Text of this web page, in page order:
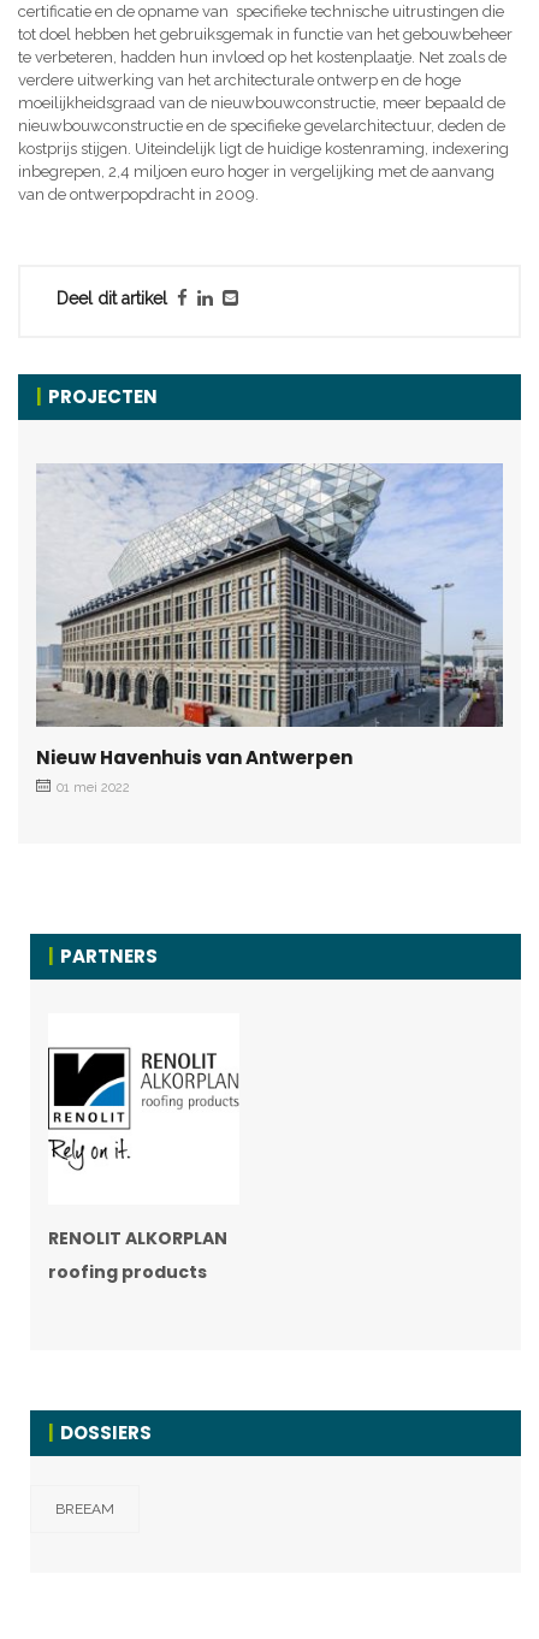
certificatie en de opname van specifieke technische uitrustingen die
tot doel hebben het gebruiksgemak in functie van het gebouwbeheer
te verbeteren, hadden hun invloed op het kostenplaatje. Net zoals de
verdere uitwerking van het architecturale ontwerp en de hoge
moeilijkheidsgraad van de nieuwbouwconstructie, meer bepaald de
nieuwbouwconstructie en de specifieke gevelarchitectuur, deden de
kostprijs stijgen. Uiteindelijk ligt de huidige kostenraming, indexering
inbegrepen, 2,4 miljoen euro hoger in vergelijking met de aanvang
van de ontwerpopdracht in 2009.
Deel dit artikel
PROJECTEN
Nieuw Havenhuis van Antwerpen
01 mei 2022
PARTNERS
RENOLIT ALKORPLAN
roofing products
DOSSIERS
BREEAM